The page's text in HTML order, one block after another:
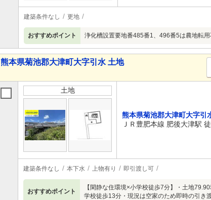
建築条件なし 更地
おすすめポイント 浄化槽設置要地番485番1、496番5は農地転
熊本県菊池郡大津町大字引水 土地
土地
熊本県菊池郡大津町大字引
ＪＲ豊肥本線 肥後大津駅
建築条件なし 本下水 上物有り 即引渡し可
おすすめポイント
【閑静な住環境×小学校徒歩7分】・土地
学校徒歩13分・現況は空家のため即時の引